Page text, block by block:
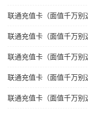
联通充值卡（面值千万别
联通充值卡（面值千万
联通充值卡（面值千万别
联通充值卡（面值千万别
联通充值卡（面值千万